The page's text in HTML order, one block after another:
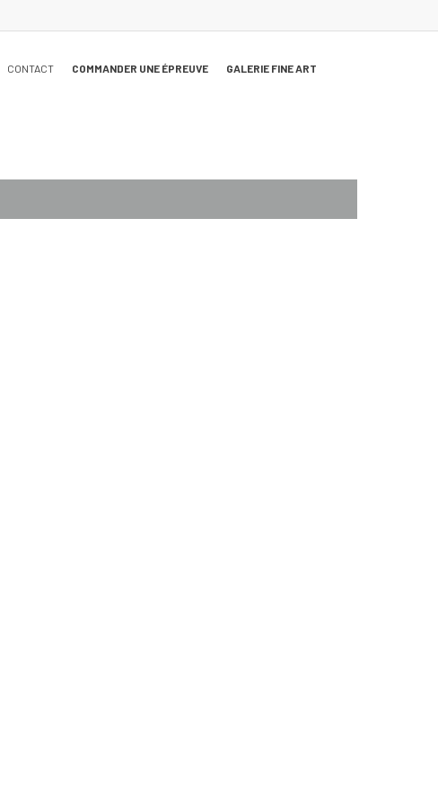
CONTACT COMMANDER UNE ÉPREUVE GALERIE FINE ART